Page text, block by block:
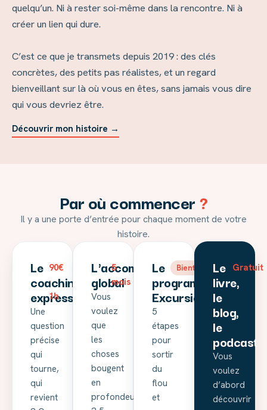
quelqu’un. Ni à rester soi-même dans la rencontre. Ni à
créer un lien qui dure.
C’est ce que je transmets depuis 2019 : des clés
concrètes, des petits pas réalistes, et un regard
bienveillant sur là où vous en êtes, sans jamais vous dire
qui vous devriez être.
Découvrir mon histoire →
Par où commencer ?
Il y a une porte d’entrée pour chaque moment de votre
histoire.
Le
coaching
express
90€
·
1h
Une
question
précise
qui
tourne,
qui
revient
L'accompagnement
global
5
mois
Vous
voulez
que
les
choses
bougent
en
profondeur
Le
programme
Excursion
Bientôt
5
étapes
pour
sortir
du
flou
et
Le
livre,
le
blog,
le
podcast
Gratuit
Vous
voulez
d’abord
découvrir